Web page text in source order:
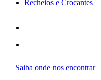
Recheios e Crocantes
Saiba onde nos encontrar